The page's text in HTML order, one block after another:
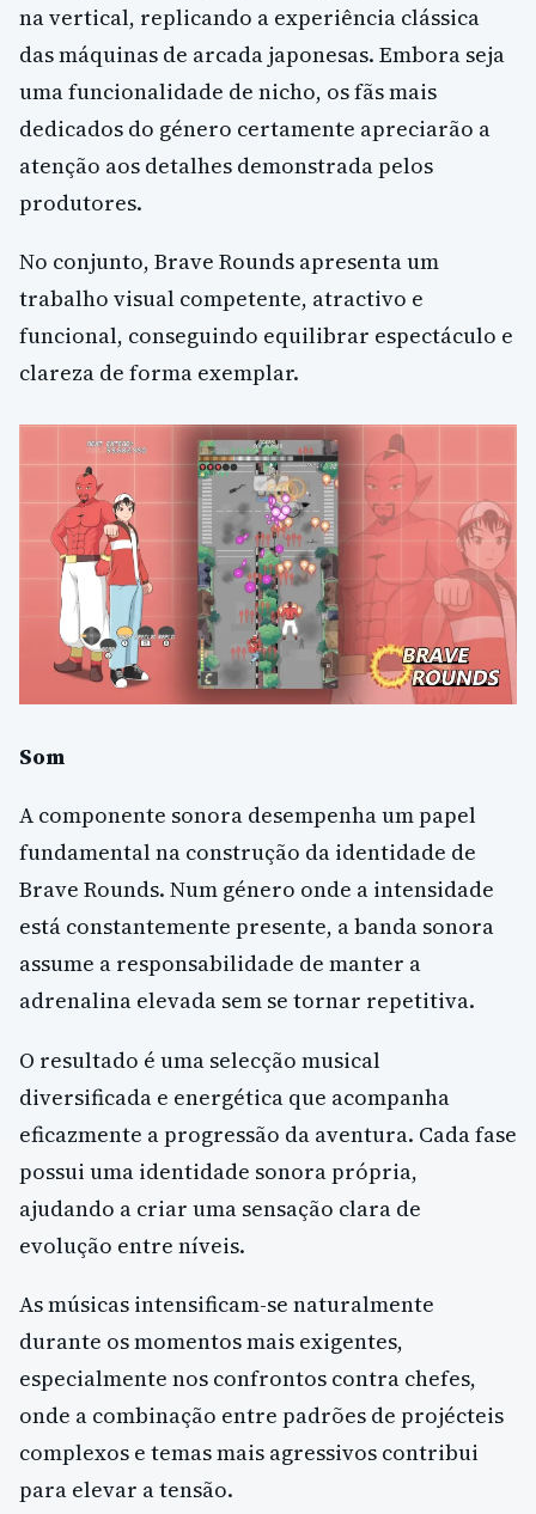
na vertical, replicando a experiência clássica
das máquinas de arcada japonesas. Embora seja
uma funcionalidade de nicho, os fãs mais
dedicados do género certamente apreciarão a
atenção aos detalhes demonstrada pelos
produtores.
No conjunto, Brave Rounds apresenta um
trabalho visual competente, atractivo e
funcional, conseguindo equilibrar espectáculo e
clareza de forma exemplar.
Som
A componente sonora desempenha um papel
fundamental na construção da identidade de
Brave Rounds. Num género onde a intensidade
está constantemente presente, a banda sonora
assume a responsabilidade de manter a
adrenalina elevada sem se tornar repetitiva.
O resultado é uma selecção musical
diversificada e energética que acompanha
eficazmente a progressão da aventura. Cada fase
possui uma identidade sonora própria,
ajudando a criar uma sensação clara de
evolução entre níveis.
As músicas intensificam-se naturalmente
durante os momentos mais exigentes,
especialmente nos confrontos contra chefes,
onde a combinação entre padrões de projécteis
complexos e temas mais agressivos contribui
para elevar a tensão.